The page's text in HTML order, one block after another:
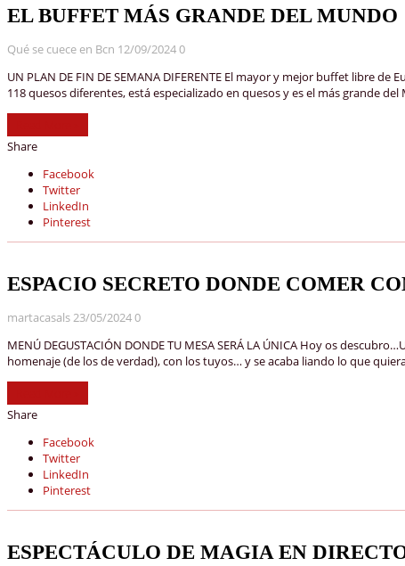
EL BUFFET MÁS GRANDE DEL MUNDO
Qué se cuece en Bcn 12/09/20240
UN PLAN DE FIN DE SEMANA DIFERENTE El mayor y mejor buffet libre
118 quesos diferentes, está especializado en quesos y es el más grande
Share
Facebook
Twitter
LinkedIn
Pinterest
ESPACIO SECRETO DONDE COMER
martacasals23/05/20240
MENÚ DEGUSTACIÓN DONDE TU MESA SERÁ LA ÚNICA Hoy os
homenaje (de los de verdad), con los tuyos… y se acaba liando lo que
Share
Facebook
Twitter
LinkedIn
Pinterest
ESPECTÁCULO DE MAGIA EN